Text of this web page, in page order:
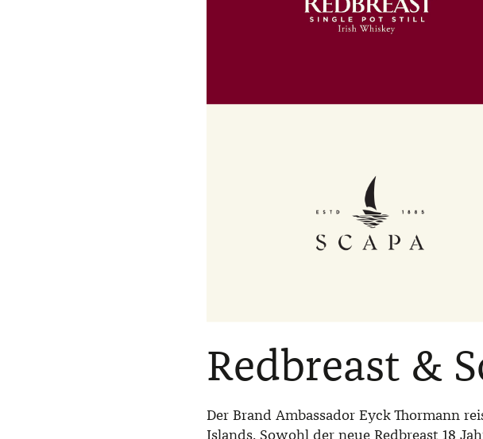
Redbreast &
Der Brand Ambassador Eyck Thormann
Islands. Sowohl der neue Redbreast 18